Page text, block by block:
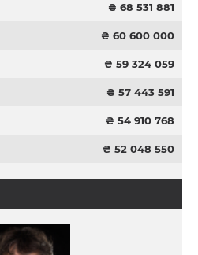
₴ 68 531 881
₴ 60 600 000
₴ 59 324 059
₴ 57 443 591
₴ 54 910 768
₴ 52 048 550